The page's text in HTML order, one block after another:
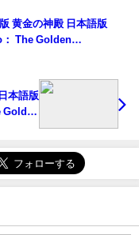
黄金の神殿 日本語版
The Golden
本語版
Golden